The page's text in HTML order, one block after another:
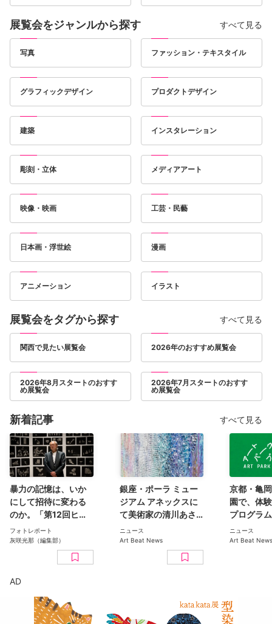
展覧会をジャンルから探す すべて見る
写真 ファッション・テキスタイル
グラフィックデザイン プロダクトデザイン
建築 インスタレーション
彫刻・立体 メディアアート
映像・映画 工芸・民藝
日本画・浮世絵 漫画
アニメーション イラスト
展覧会をタグから探す すべて見る
関西で見たい展覧会 2026年のおすすめ展覧会
2026年8月スタートのおすす
め展覧会
2026年7月スタートのおすす
め展覧会
新着記事 すべて見る
暴力の記憶は、いか
にして招待に変わる
のか。「第12回ヒロ
シマ賞受賞記念 メ
ル・チン展」（広島
市現代美術館）レポ
フォトレポート
灰咲光那（編集部）
銀座・ポーラ ミュー
ジアム アネックスに
て美術家の清川あさ
みと彫刻家の名和晃
平による二人展
Garden」が開催
ニュース
Art Beat News
京都・亀
園で、体
プログラ
PARK
が今秋開
ニュース
Art Beat News
AD